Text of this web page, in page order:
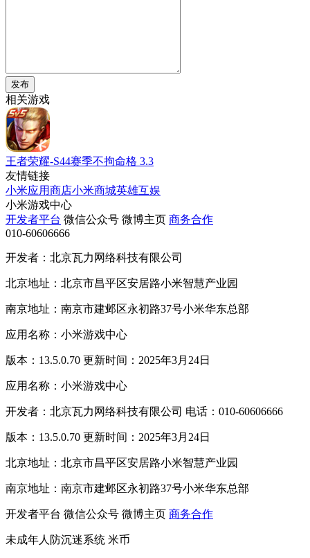
发布
相关游戏
王者荣耀-S44赛季不拘命格 3.3
友情链接
小米应用商店小米商城英雄互娱
小米游戏中心
开发者平台 微信公众号 微博主页 商务合作
010-60606666
开发者：北京瓦力网络科技有限公司
北京地址：北京市昌平区安居路小米智慧产业园
南京地址：南京市建邺区永初路37号小米华东总部
应用名称：小米游戏中心
版本：13.5.0.70 更新时间：2025年3月24日
应用名称：小米游戏中心
开发者：北京瓦力网络科技有限公司 电话：010-60606666
版本：13.5.0.70 更新时间：2025年3月24日
北京地址：北京市昌平区安居路小米智慧产业园
南京地址：南京市建邺区永初路37号小米华东总部
开发者平台 微信公众号 微博主页 商务合作
未成年人防沉迷系统 米币